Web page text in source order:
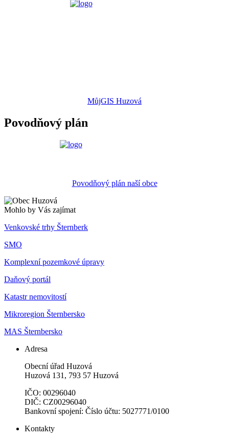
MůjGIS Huzová
Povodňový plán
Povodňový plán naší obce
Mohlo by Vás zajímat
Venkovské trhy Šternberk
SMO
Komplexní pozemkové úpravy
Daňový portál
Katastr nemovitostí
Mikroregion Šternbersko
MAS Šternbersko
Adresa
Obecní úřad Huzová
Huzová 131, 793 57 Huzová
IČO: 00296040
DIČ: CZ00296040
Bankovní spojení: Číslo účtu: 5027771/0100
Kontakty